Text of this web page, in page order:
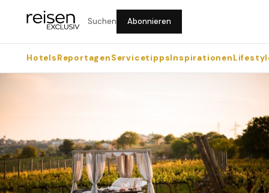
Suchen Abonnieren
HotelsReportagenServicetippsInspirationen